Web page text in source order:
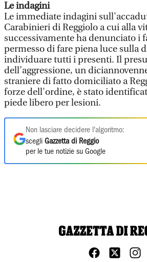
Le indagini
Le immediate indagini
Carabinieri di Reggiolo a cui alla
successivamente ha denunciato i
permesso di fare piena luce sulla
individuare tutti i presenti. Il
dell’aggressione, un
straniere di fatto domiciliato a
forze dell'ordine, è stato
piede libero per lesioni.
Non lasciare decidere l'algoritmo:
scegli Gazzetta di Reggio
per le tue notizie su Google